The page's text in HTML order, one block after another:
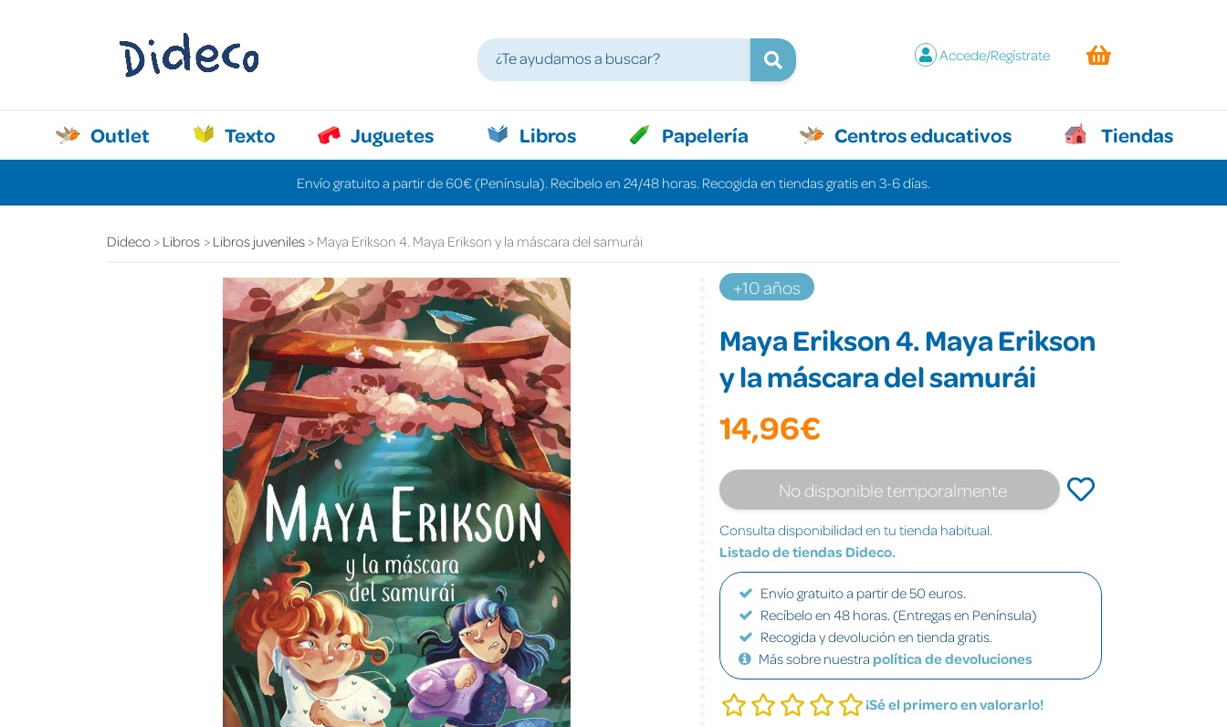
Accede/Regístrate
Outlet Texto Juguetes Libros Papelería Centros educativos Tiendas
Envío gratuito a partir de 60€ (Península). Recíbelo en 24/48 horas. Recogida en tiendas gratis en 3-6 días.
Dideco Libros Libros juveniles Maya Erikson 4. Maya Erikson y la máscara del samurái
+10 años
Maya Erikson 4. Maya Erikson
y la máscara del samurái
14,96€
No disponible temporalmente
Consulta disponibilidad en tu tienda habitual.
Listado de tiendas Dideco.
Envío gratuito a partir de 50 euros.
Recíbelo en 48 horas. (Entregas en Península)
Recogida y devolución en tienda gratis.
Más sobre nuestra política de devoluciones
¡Sé el primero en valorarlo!